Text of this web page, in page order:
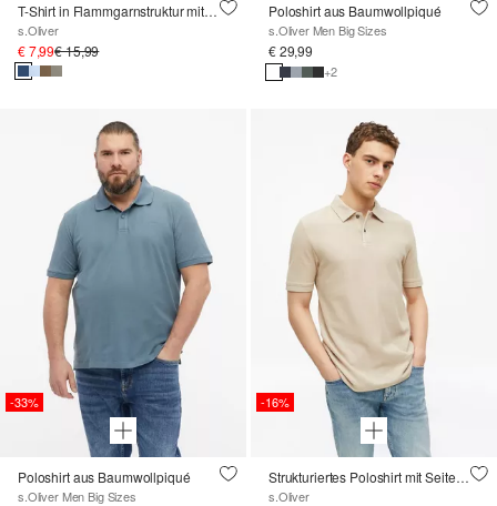
T-Shirt in Flammgarnstruktur mit Logo-Detail
s.Oliver
€ 7,99€ 15,99
Poloshirt aus Baumwollpiqué
s.Oliver Men Big Sizes
€ 29,99
+2
-33%
Poloshirt aus Baumwollpiqué
s.Oliver Men Big Sizes
-16%
Strukturiertes Poloshirt mit Seitenschlitzen
s.Oliver